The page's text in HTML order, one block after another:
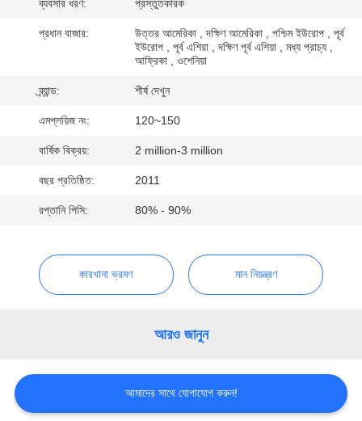
নিয়ন্ত্রণ
করুন
জন্য
আবেদন
PRIVACY
POLICY
ব্যবসার ধরণ: প্রস্তুতকারক
প্রধান বাজার:
উত্তর আমেরিকা , দক্ষিণ আমেরিকা , পশ্চিম ইউরোপ , পূর্ব
ইউরোপ , পূর্ব এশিয়া , দক্ষিণ পূর্ব এশিয়া , মধ্য প্রাচ্য ,
আফ্রিকা , ওশেনিয়া
ব্র্যান্ড: শীর্ষ দেখুন
এমপ্লয়িজ নং: 120~150
বার্ষিক বিক্রয়: 2 million-3 million
বছর প্রতিষ্ঠিত: 2011
রপ্তানি পিসি: 80% - 90%
কারখানা ভ্রমণ মান নিয়ন্ত্রণ
আরও জানুন
আমাদের সাথে যোগাযোগ করুন!